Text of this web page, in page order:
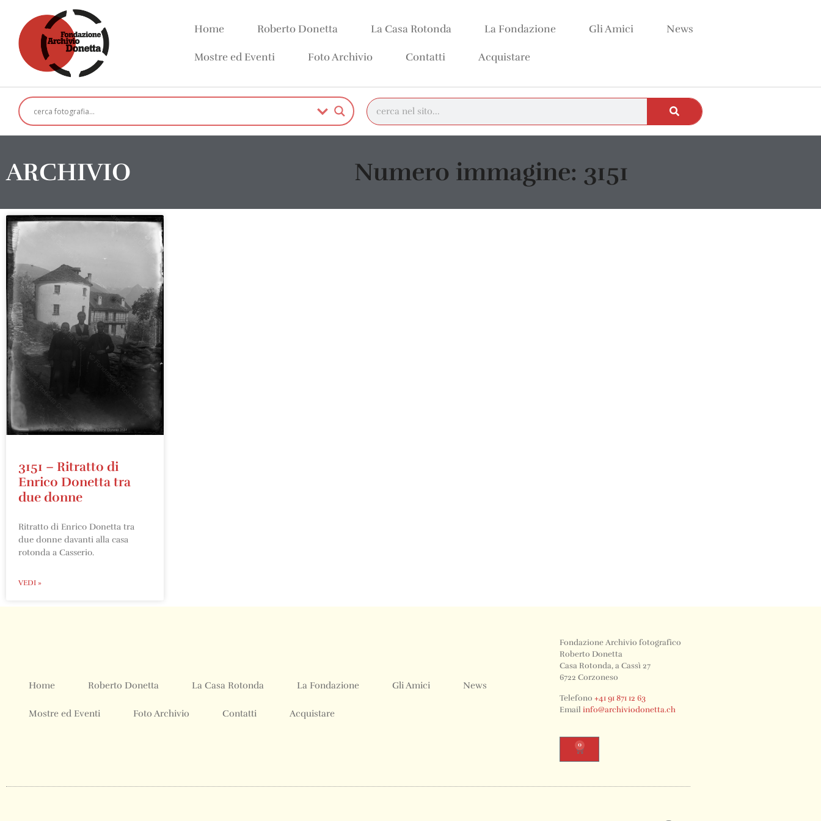
Home Roberto Donetta La Casa Rotonda La Fondazione Gli Amici News
Mostre ed Eventi Foto Archivio Contatti Acquistare
ARCHIVIO Numero immagine: 3151
3151 – Ritratto di
Enrico Donetta tra
due donne
Ritratto di Enrico Donetta tra
due donne davanti alla casa
rotonda a Casserio.
VEDI »
Home Roberto Donetta La Casa Rotonda La Fondazione Gli Amici News
Mostre ed Eventi Foto Archivio Contatti Acquistare
Fondazione Archivio fotografico
Roberto Donetta
Casa Rotonda, a Cassì 27
6722 Corzoneso
Telefono +41 91 871 12 63
Email info@archiviodonetta.ch
0